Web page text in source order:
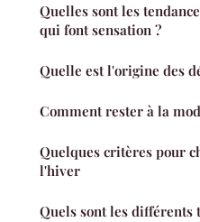
Quelles sont les
qui font sensation ?
Quelle est l'origine des
Comment rester à la
Quelques critères pour
l'hiver
Quels sont les différents